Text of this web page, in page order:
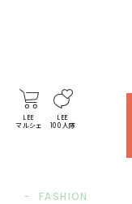
LEE
マルシェ
LEE
100人隊
FASHION